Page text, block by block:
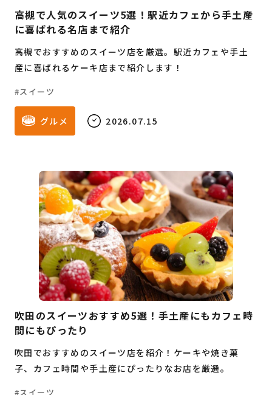
高槻で人気のスイーツ5選！駅近カフェから手土産
に喜ばれる名店まで紹介
高槻でおすすめのスイーツ店を厳選。駅近カフェや手土
産に喜ばれるケーキ店まで紹介します！
スイーツ
グルメ 2026.07.15
吹田のスイーツおすすめ5選！手土産にもカフェ時
間にもぴったり
吹田でおすすめのスイーツ店を紹介！ケーキや焼き菓
子、カフェ時間や手土産にぴったりなお店を厳選。
スイーツ